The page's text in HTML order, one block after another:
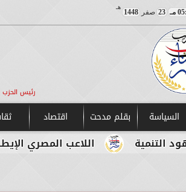
مـ 23 صفر1448
هـ
رئيس الحزب
السياسة بقلم مدحت اقتصاد
اللاعب المصري الإيطالي طه